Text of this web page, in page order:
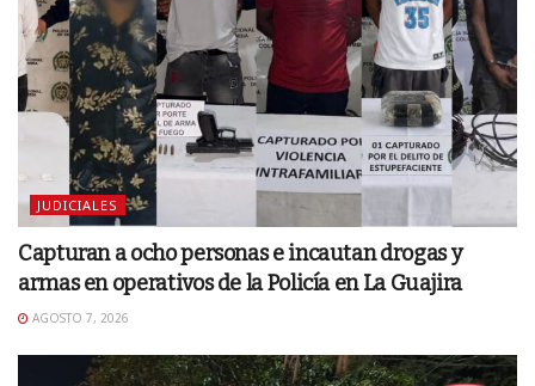
JUDICIALES
Capturan a ocho personas e incautan drogas y
armas en operativos de la Policía en La Guajira
AGOSTO 7, 2026